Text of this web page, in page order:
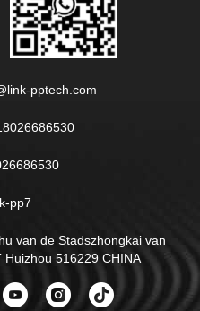
pptech.com
pp7
van de Stadszhongkai van
516229 CHINA